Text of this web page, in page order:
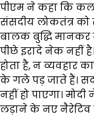
पीएम ने कहा कि कल
संसदीय लोकतंत्र को
बालक बुद्धि मानकर
पीछे इरादे नेक नहीं
होता है, न व्यवहार
के गले पड़ जाते हैं।
नहीं हो पाएगा।
लड़ाने के नए नैरेटिव